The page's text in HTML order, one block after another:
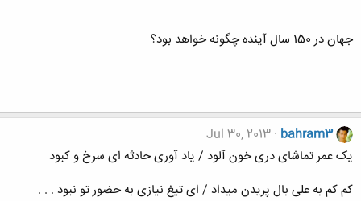
جهان در 150 سال آینده چگونه خواهد بود؟
bahram3
Jul 30, 2013
یک عمر تماشای دری خون آلود / یاد آوری حادثه ای سرخ و کبود
کم کم به علی بال پریدن میداد / ای تیغ نیازی به حضور تو نبود . . .